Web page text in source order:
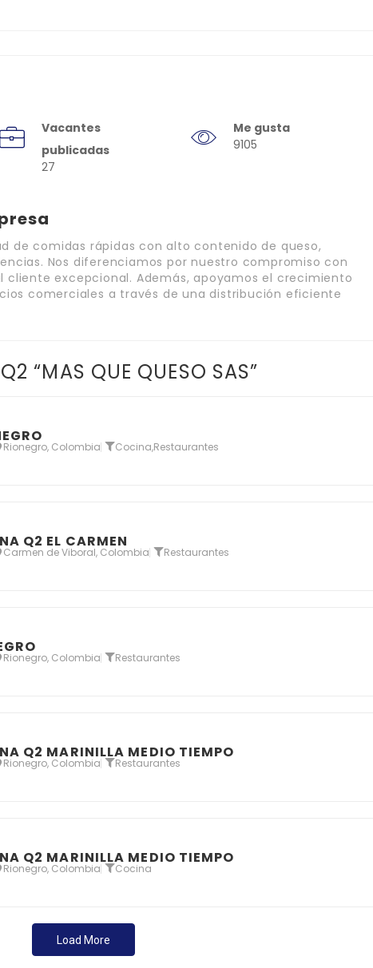
Vacantes
publicadas
27
Me gusta
9105
de comidas rápidas con alto contenido de queso,
Nos diferenciamos por nuestro compromiso con
cliente excepcional. Además, apoyamos el crecimiento
comerciales a través de una distribución eficiente
QUE QUESO SAS”
Rionegro, Colombia Cocina,Restaurantes
Q2 EL CARMEN
Carmen de Viboral, Colombia Restaurantes
Rionegro, Colombia Restaurantes
Q2 MARINILLA MEDIO TIEMPO
Rionegro, Colombia Restaurantes
Q2 MARINILLA MEDIO TIEMPO
Rionegro, Colombia Cocina
Load More